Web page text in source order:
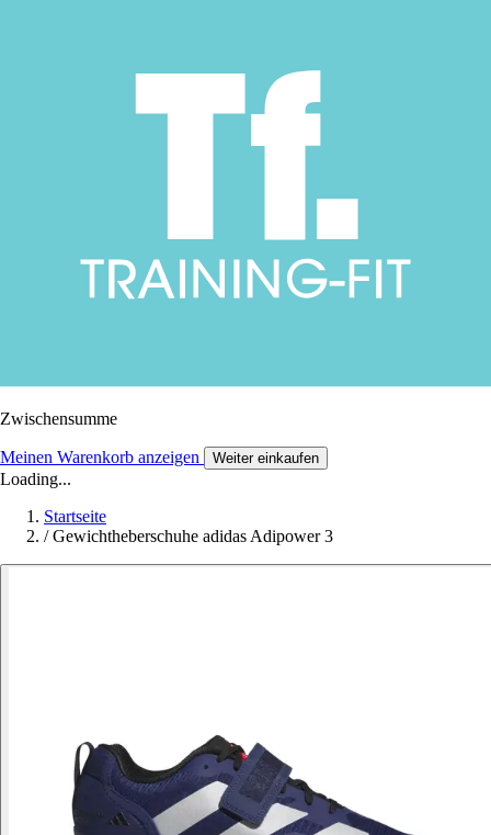
Zwischensumme
Meinen Warenkorb anzeigen Weiter einkaufen
Loading...
Startseite
/ Gewichtheberschuhe adidas Adipower 3